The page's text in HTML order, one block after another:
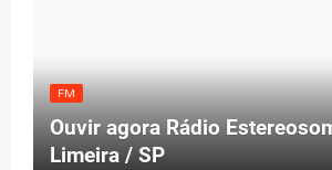
FM
Ouvir agora Rádio
Limeira / SP